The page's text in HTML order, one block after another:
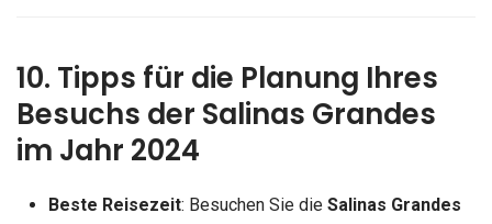
10. Tipps für die Planung Ihres
Besuchs der Salinas Grandes
im Jahr 2024
Beste Reisezeit: Besuchen Sie die Salinas Grandes